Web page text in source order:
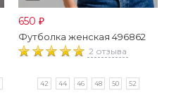
650 ₽
Футболка женская 496862
2 отзыва
42 44 46 48 50 52